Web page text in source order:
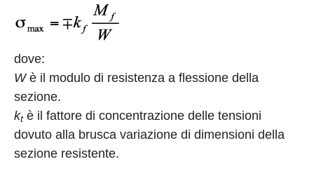
dove:
Wè il modulo di resistenza a flessione della
sezione.
ktè il fattore di concentrazione delle tensioni
dovuto alla brusca variazione di dimensioni della
sezione resistente.